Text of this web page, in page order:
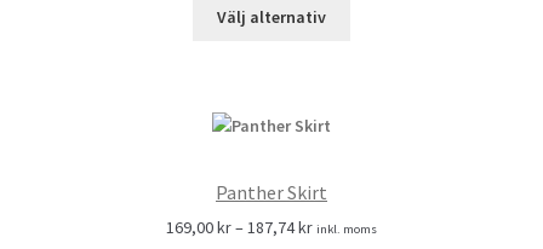
Välj alternativ
Panther Skirt
169,00kr–187,74kr inkl. moms